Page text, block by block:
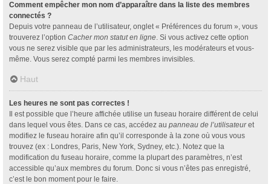
Comment empêcher mon nom d’apparaître dans la liste des membres
connectés ?
Depuis votre panneau de l’utilisateur, onglet « Préférences du forum », vous
trouverez l’option Cacher mon statut en ligne. Si vous activez cette option
vous ne serez visible que par les administrateurs, les modérateurs et vous-
même. Vous serez compté parmi les membres invisibles.
Haut
Les heures ne sont pas correctes !
Il est possible que l’heure affichée utilise un fuseau horaire différent de celui
dans lequel vous êtes. Dans ce cas, accédez au panneau de l’utilisateuret
modifiez le fuseau horaire afin qu’il corresponde à la zone où vous vous
trouvez (ex : Londres, Paris, New York, Sydney, etc.). Notez que la
modification du fuseau horaire, comme la plupart des paramètres, n’est
accessible qu’aux membres du forum. Donc si vous n’êtes pas enregistré,
c’est le bon moment pour le faire.